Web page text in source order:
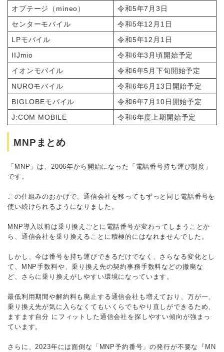
オプテージ（mineo）
令和5年7月3日
センターモバイル
令和5年12月1日
LPモバイル
令和5年12月1日
IIJmio
令和6年3月頃開始予定
イオンモバイル
令和6年5月下旬開始予定
NUROモバイル
令和6年6月13日開始予定
BIGLOBEモバイル
令和6年7月10日開始予定
J:COM MOBILE
令和6年度上期開始予定
MNPまとめ
「MNP」は、2006年から開始になった「電話番号持ち運び制度」
です。
この仕組みのおかげで、通信会社を移ってもずっと同じ電話番号を
使い続けられるようになりました。
MNP導入以前は乗り換えごとに電話番号が変わってしまうことか
ら、通信会社を乗り換えることに積極的にはなれませんでした。
しかし、今は番号を持ち運びできるだけでなく、さらなる変化とし
て、MNP手数料や、乗り換え先の契約事務手数料などの撤廃な
ど、さらに乗り換えがしやすい環境になっています。
最低利用期間や解約料も廃止する通信会社も増えており、万が一、
乗り換え先が気に入らなくてもいくらでもやり直しができるため、
ますます自分 にフィットした通信会社を探しやすい傾向が強まっ
ています。
さらに、2023年には面倒な「MNP予約番号」の発行が不要な『MN